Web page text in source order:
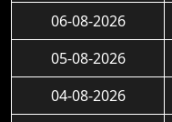
06-08-2026
05-08-2026
04-08-2026